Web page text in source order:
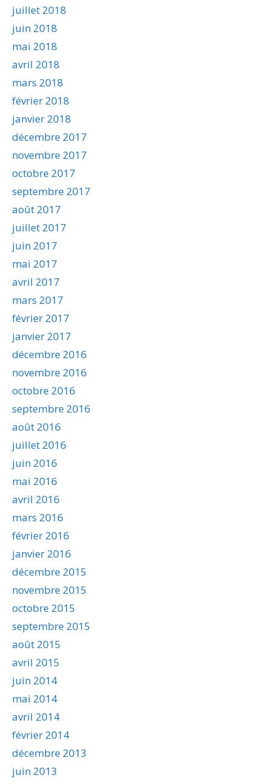
juillet 2018
juin 2018
mai 2018
avril 2018
mars 2018
février 2018
janvier 2018
décembre 2017
novembre 2017
octobre 2017
septembre 2017
août 2017
juillet 2017
juin 2017
mai 2017
avril 2017
mars 2017
février 2017
janvier 2017
décembre 2016
novembre 2016
octobre 2016
septembre 2016
août 2016
juillet 2016
juin 2016
mai 2016
avril 2016
mars 2016
février 2016
janvier 2016
décembre 2015
novembre 2015
octobre 2015
septembre 2015
août 2015
avril 2015
juin 2014
mai 2014
avril 2014
février 2014
décembre 2013
juin 2013